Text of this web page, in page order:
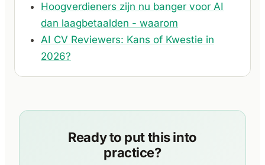
Hoogverdieners zijn nu banger voor AI
dan laagbetaalden - waarom
AI CV Reviewers: Kans of Kwestie in
2026?
Ready to put this into
practice?